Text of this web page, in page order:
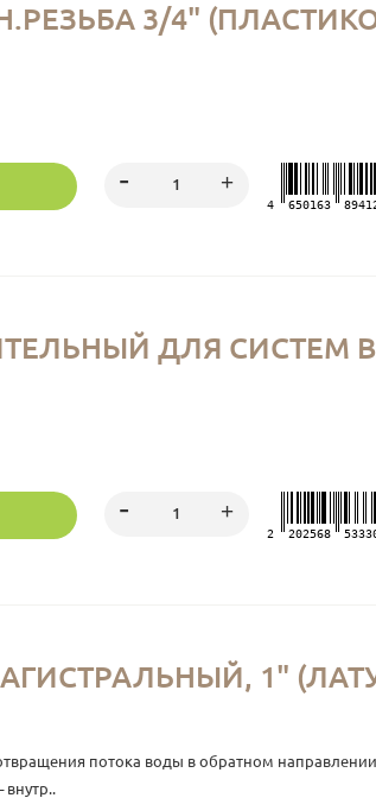
3/4"
4 650163
ДЛЯ СИСТЕМ
2 202568
1"
потока воды в обратном